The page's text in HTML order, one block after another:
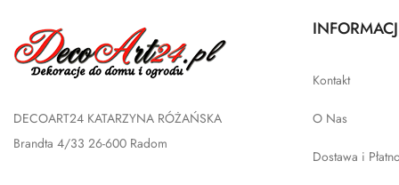
DECOART24 KATARZYNA RÓŻAŃSKA
Brandta 4/33 26-600 Radom
Kontakt
O Nas
Dostawa i